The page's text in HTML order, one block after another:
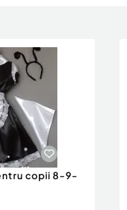
copii 8-9-